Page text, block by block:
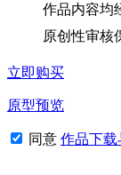
作品内容均
原创性审核
立即购买
原型预览
同意 作品下载